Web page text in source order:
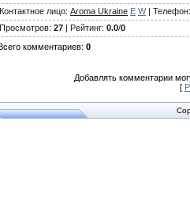
Контактное лицо: Aroma Ukraine E W| Телефон
Просмотров: 27 | Рейтинг: 0.0/0
комментариев: 0
Добавлять комментарии
[